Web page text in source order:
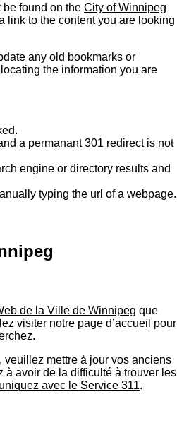
found on the City of Winnipeg
link to the content you are looking
any old bookmarks or
the information you are
a permanant 301 redirect is not
engine or directory results and
typing the url of a webpage.
de la Ville de Winnipeg que
visiter notre page d’accueil pour
veuillez mettre à jour vos anciens
à avoir de la difficulté à trouver les
avec le Service 311.